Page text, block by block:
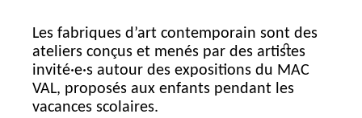
Les fabriques d’art contemporain sont des
ateliers conçus et menés par des artistes
invité·e·s autour des expositions du MAC
VAL, proposés aux enfants pendant les
vacances scolaires.